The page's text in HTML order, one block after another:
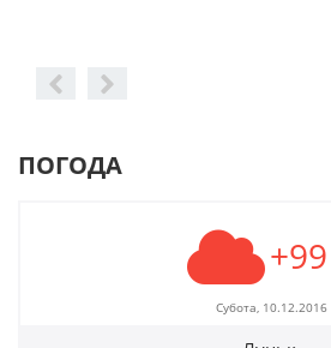
ПОГОДА
+99
Субота, 10.12.2016